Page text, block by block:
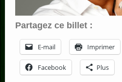
Partagez ce billet :
E-mail Imprimer
Facebook Plus